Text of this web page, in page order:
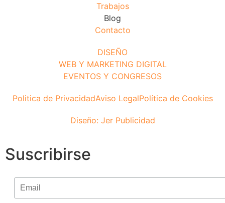
Trabajos
Blog
Contacto
DISEÑO
WEB Y MARKETING DIGITAL
EVENTOS Y CONGRESOS
Politica de PrivacidadAviso LegalPolítica de Cookies
Diseño: Jer Publicidad
Suscribirse